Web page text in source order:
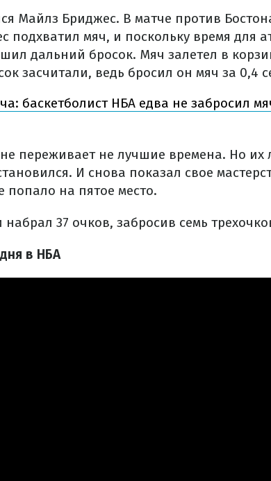
Майлз Бриджес. В матче против
подхватил мяч, и поскольку время для
дальний бросок. Мяч залетел в
засчитали, ведь бросил он мяч за 0,4
баскетболист НБА едва не забросил
переживает не лучшие времена. Но их
И снова показал свое
попало на пятое место.
набрал 37 очков, забросив семь
в НБА